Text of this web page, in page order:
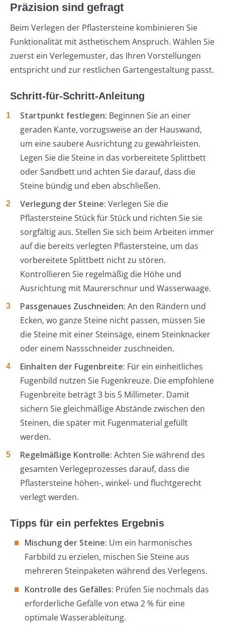
Präzision sind gefragt
Beim Verlegen der Pflastersteine kombinieren Sie
Funktionalität mit ästhetischem Anspruch. Wählen Sie
zuerst ein Verlegemuster, das Ihren Vorstellungen
entspricht und zur restlichen Gartengestaltung passt.
Schritt-für-Schritt-Anleitung
Startpunkt festlegen: Beginnen Sie an einer
geraden Kante, vorzugsweise an der Hauswand,
um eine saubere Ausrichtung zu gewährleisten.
Legen Sie die Steine in das vorbereitete Splittbett
oder Sandbett und achten Sie darauf, dass die
Steine bündig und eben abschließen.
Verlegung der Steine: Verlegen Sie die
Pflastersteine Stück für Stück und richten Sie sie
sorgfältig aus. Stellen Sie sich beim Arbeiten immer
auf die bereits verlegten Pflastersteine, um das
vorbereitete Splittbett nicht zu stören.
Kontrollieren Sie regelmäßig die Höhe und
Ausrichtung mit Maurerschnur und Wasserwaage.
Passgenaues Zuschneiden: An den Rändern und
Ecken, wo ganze Steine nicht passen, müssen Sie
die Steine mit einer Steinsäge, einem Steinknacker
oder einem Nassschneider zuschneiden.
Einhalten der Fugenbreite: Für ein einheitliches
Fugenbild nutzen Sie Fugenkreuze. Die empfohlene
Fugenbreite beträgt 3 bis 5 Millimeter. Damit
sichern Sie gleichmäßige Abstände zwischen den
Steinen, die später mit Fugenmaterial gefüllt
werden.
Regelmäßige Kontrolle: Achten Sie während des
gesamten Verlegeprozesses darauf, dass die
Pflastersteine höhen-, winkel- und fluchtgerecht
verlegt werden.
Tipps für ein perfektes Ergebnis
Mischung der Steine: Um ein harmonisches
Farbbild zu erzielen, mischen Sie Steine aus
mehreren Steinpaketen während des Verlegens.
Kontrolle des Gefälles: Prüfen Sie nochmals das
erforderliche Gefälle von etwa 2 % für eine
optimale Wasserableitung.